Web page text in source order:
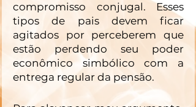
compromisso conjugal. Esses
tipos de pais devem ficar
agitados por perceberem que
estão perdendo seu poder
econômico simbólico com a
entrega regular da pensão.